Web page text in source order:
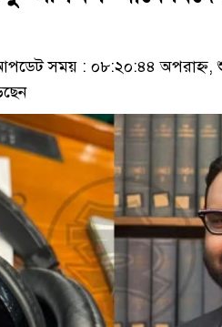
সময় : ০৮:২০:৪৪ অপরাহ্ন,